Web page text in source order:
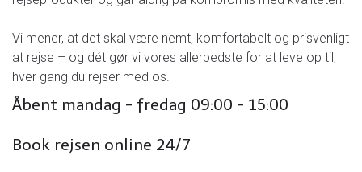
Vi mener, at det skal være nemt, komfortabelt og prisvenligt
at rejse – og dét gør vi vores allerbedste for at leve op til,
hver gang du rejser med os.
Åbent mandag - fredag 09:00 - 15:00
Book rejsen online 24/7